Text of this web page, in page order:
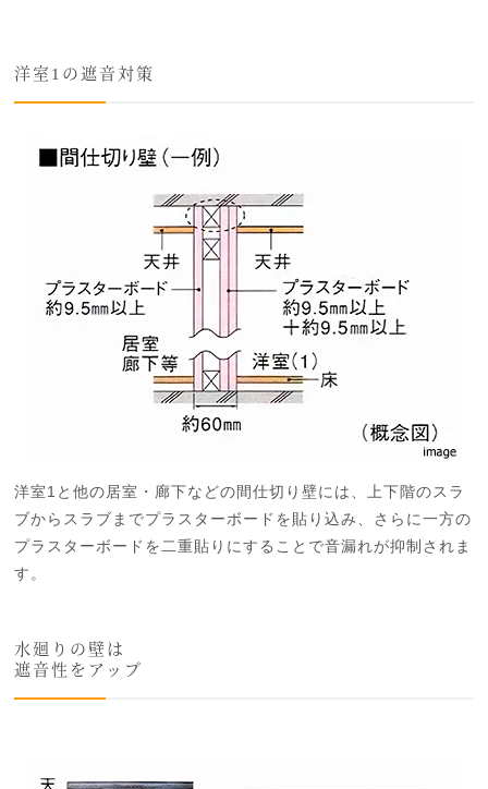
洋室1の遮音対策
洋室1と他の居室・廊下などの間仕切り壁には、上下階のスラ
ブからスラブまでプラスターボードを貼り込み、さらに一方の
プラスターボードを二重貼りにすることで音漏れが抑制されま
す。
水廻りの壁は
遮音性をアップ